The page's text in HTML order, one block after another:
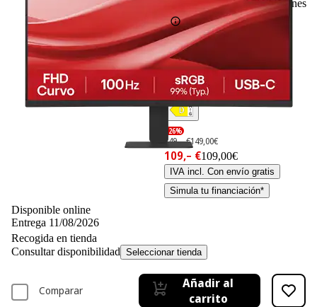
Basado en 419 valoraciones
-26%
149,– €149,00€
109,– €109,00€
IVA incl. Con envío gratis
Simula tu financiación*
Disponible online
Entrega 11/08/2026
Recogida en tienda
Consultar disponibilidad Seleccionar tienda
Comparar
Añadir al
carrito